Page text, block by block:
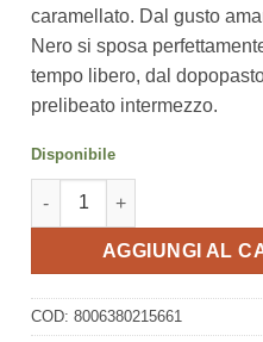
caramellato. Dal gusto
Nero si sposa
tempo libero, dal
prelibeato intermezzo.
Disponibile
Novi Nero Nero con
AGGIUNGI AL
COD: 8006380215661